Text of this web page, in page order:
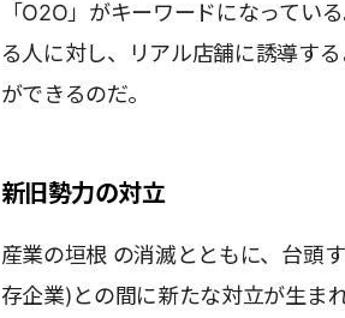
「O2O」がキーワードになってい
る人に対し、リアル店舗に誘導す
ができるのだ。
新旧勢力の対立
産業の垣根 の消滅とともに、台頭
存企業)との間に新たな対立が生ま